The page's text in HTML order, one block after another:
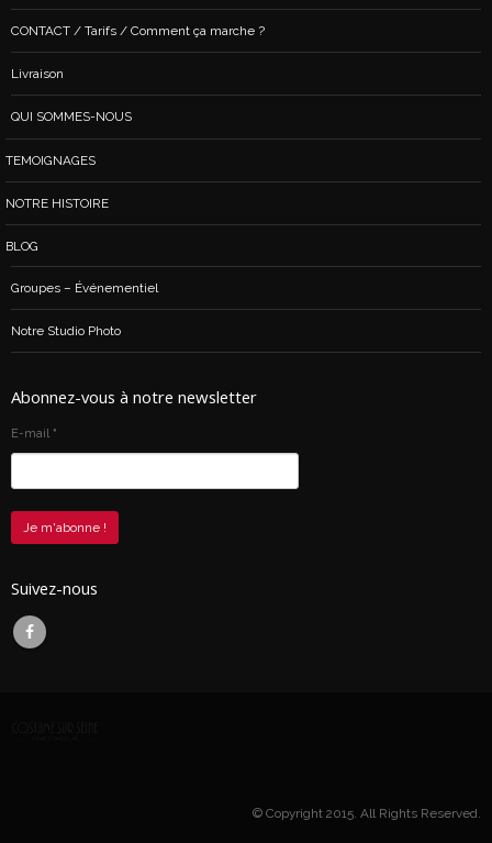
CONTACT / Tarifs / Comment ça marche ?
Livraison
QUI SOMMES-NOUS
TEMOIGNAGES
NOTRE HISTOIRE
BLOG
Groupes – Événementiel
Notre Studio Photo
Abonnez-vous à notre newsletter
E-mail *
Suivez-nous
© Copyright 2015. All Rights Reserved.